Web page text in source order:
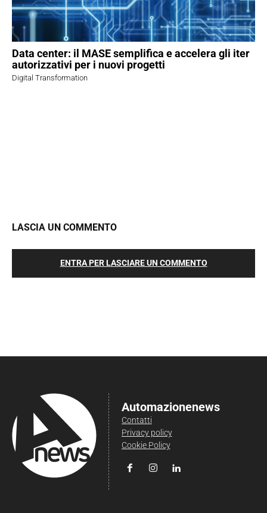
Data center: il MASE semplifica e accelera gli iter
autorizzativi per i nuovi progetti
Digital Transformation
LASCIA UN COMMENTO
ENTRA PER LASCIARE UN COMMENTO
Automazionenews
Contatti
Privacy policy
Cookie Policy